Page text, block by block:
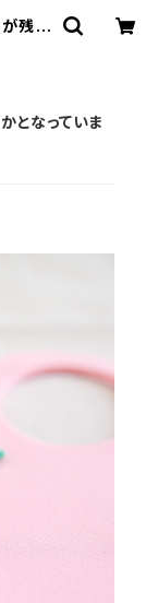
残り
となっていま